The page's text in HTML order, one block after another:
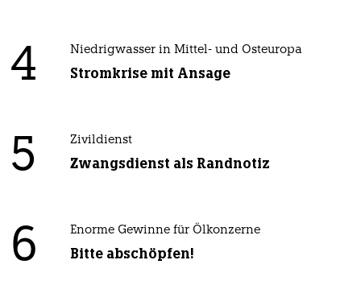
4 Niedrigwasser in Mittel- und Osteuropa
Stromkrise mit Ansage
5 Zivildienst
Zwangsdienst als Randnotiz
6 Enorme Gewinne für Ölkonzerne
Bitte abschöpfen!